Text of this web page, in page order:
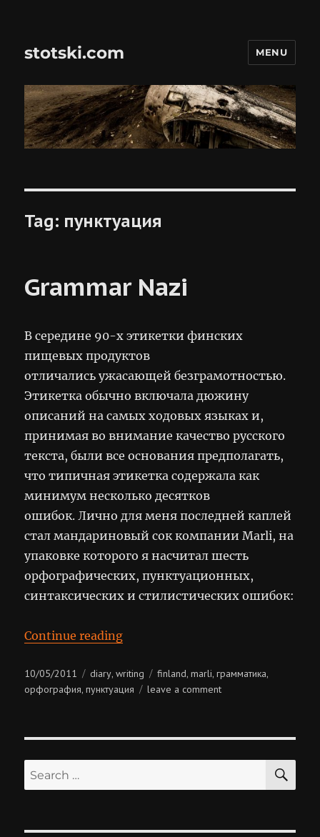
stotski.com MENU
Tag: пунктуация
Grammar Nazi
В середине 90-х этикетки финских
пищевых продуктов
отличались ужасающей безграмотностью.
Этикетка обычно включала дюжину
описаний на самых ходовых языках и,
принимая во внимание качество русского
текста, были все основания предполагать,
что типичная этикетка содержала как
минимум несколько десятков
ошибок. Лично для меня последней каплей
стал мандариновый сок компании Marli, на
упаковке которого я насчитал шесть
орфографических, пунктуационных,
синтаксических и стилистических ошибок:
Continue reading“Grammar Nazi”
Posted
on
10/05/2011 Categories
diary,writing Tags
finland,marli,грамматика,
орфография,пунктуация leave a commenton
Search
for: